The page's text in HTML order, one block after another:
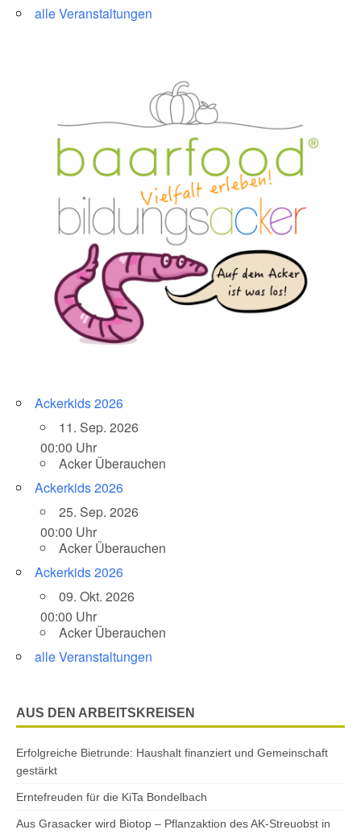
alle Veranstaltungen
Ackerkids 2026
11. Sep. 2026
00:00 Uhr
Acker Überauchen
Ackerkids 2026
25. Sep. 2026
00:00 Uhr
Acker Überauchen
Ackerkids 2026
09. Okt. 2026
00:00 Uhr
Acker Überauchen
alle Veranstaltungen
AUS DEN ARBEITSKREISEN
Erfolgreiche Bietrunde: Haushalt finanziert und Gemeinschaft
gestärkt
Erntefreuden für die KiTa Bondelbach
Aus Grasacker wird Biotop – Pflanzaktion des AK-Streuobst in